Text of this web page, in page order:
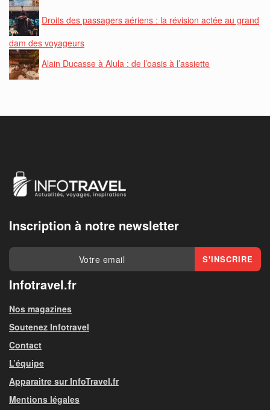
Droits des passagers aériens : la révision actée au grand
dam des voyageurs
Alain Ducasse à Alula : de l’oasis à l’assiette
Inscription à notre newsletter
Infotravel.fr
Nos magazines
Soutenez Infotravel
Contact
L’équipe
Apparaitre sur InfoTravel.fr
Mentions légales